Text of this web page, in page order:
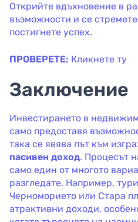
Открийте вдъхновение в
възможности и се
постигнете успех.
ПРОВЕРЕТЕ: Кликнете ту
Заключение
Инвестирането в
само предоставя
така се явява път към
пасивен доход. Процесът
само един от многото
разгледате. Например,
Черноморието или Стара
атрактивни доходи,